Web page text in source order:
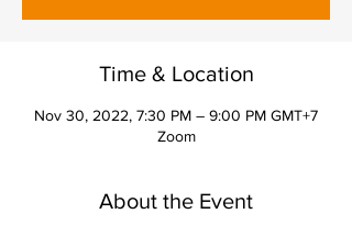
Time & Location
Nov 30, 2022, 7:30 PM – 9:00 PM GMT+7
Zoom
About the Event